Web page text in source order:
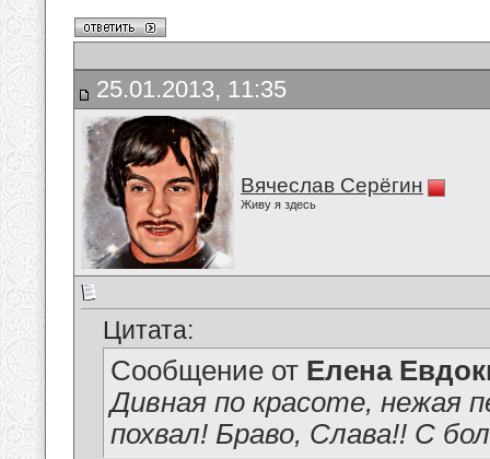
25.01.2013, 11:35
Вячеслав Серёгин
Живу я здесь
Цитата:
Сообщение от Елена
Дивная по красоте, нежая
похвал! Браво, Слава!! С